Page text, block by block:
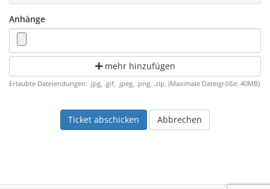
Anhänge
mehr hinzufügen
Erlaubte Dateiendungen: .jpg, .gif, .jpeg, .png, .zip, (Maximale Dateigröße: 40MB)
Abbrechen